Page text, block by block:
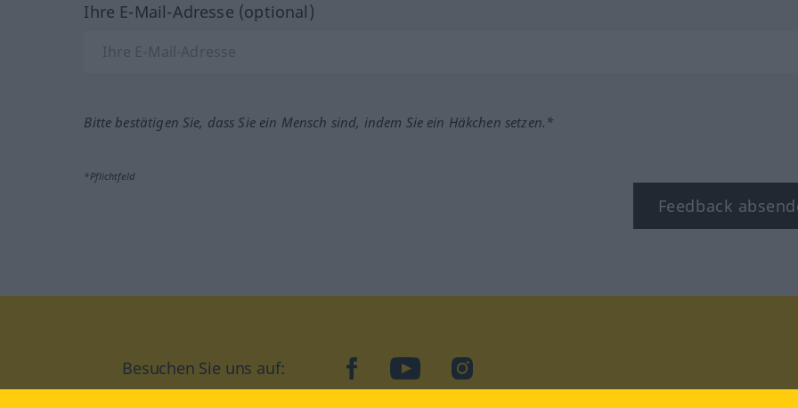
Ihre E-Mail-Adresse (optional)
Bitte bestätigen Sie, dass Sie ein Mensch sind, indem Sie ein Häkchen setzen.*
*Pflichtfeld
Feedback
Besuchen Sie uns auf: facebookYouTubeInstagram